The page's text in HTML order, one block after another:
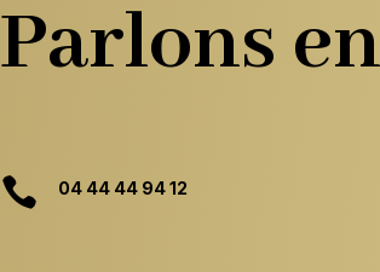
Parlons
 04 44 44 94 12